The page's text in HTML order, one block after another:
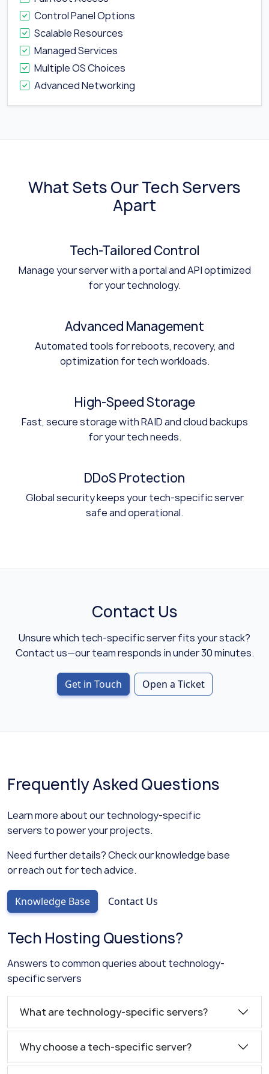
Control Panel Options
Scalable Resources
Managed Services
Multiple OS Choices
Advanced Networking
What Sets Our Tech Servers
Apart
Tech-Tailored Control
Manage your server with a portal and API optimized
for your technology.
Advanced Management
Automated tools for reboots, recovery, and
optimization for tech workloads.
High-Speed Storage
Fast, secure storage with RAID and cloud backups
for your tech needs.
DDoS Protection
Global security keeps your tech-specific server
safe and operational.
Contact Us
Unsure which tech-specific server fits your stack?
Contact us—our team responds in under 30 minutes.
Get in Touch Open a Ticket
Frequently Asked Questions
Learn more about our technology-specific
servers to power your projects.
Need further details? Check our knowledge base
or reach out for tech advice.
Knowledge Base Contact Us
Tech Hosting Questions?
Answers to common queries about technology-
specific servers
What are technology-specific servers?
Why choose a tech-specific server?